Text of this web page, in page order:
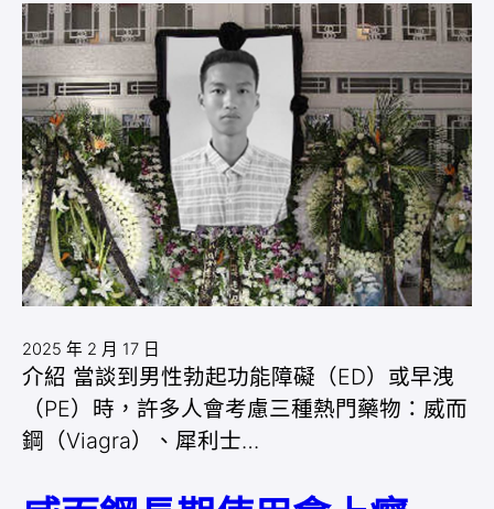
2025 年 2 月 17 日
介紹 當談到男性勃起功能障礙（ED）或早洩
（PE）時，許多人會考慮三種熱門藥物：威而
鋼（Viagra）、犀利士…